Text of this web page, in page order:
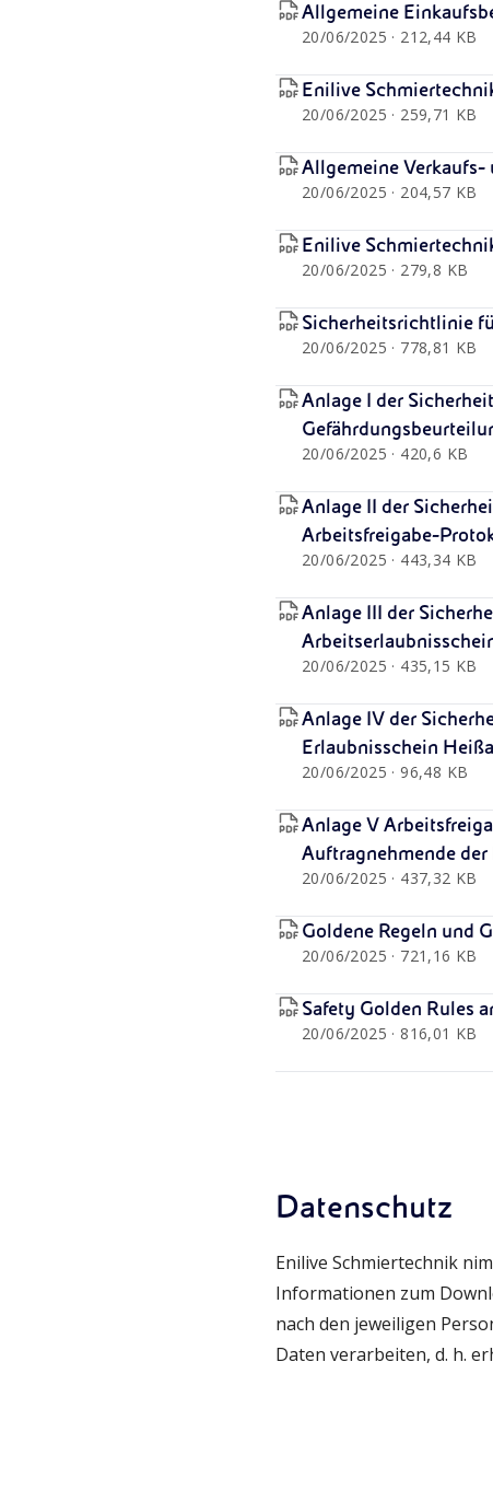
Allgemeine
20/06/2025 · 212,44 KB
Enilive
20/06/2025 · 259,71 KB
Allgemeine Verkaufs-
20/06/2025 · 204,57 KB
Enilive
20/06/2025 · 279,8 KB
Sicherheitsrichtlinie
20/06/2025 · 778,81 KB
Anlage I der
20/06/2025 · 420,6 KB
Anlage II der
Arbeitsfreigabe-
20/06/2025 · 443,34 KB
Anlage III der
20/06/2025 · 435,15 KB
Anlage IV der
Erlaubnisschein
20/06/2025 · 96,48 KB
Anlage V
Auftragnehmende
20/06/2025 · 437,32 KB
Goldene Regeln und
20/06/2025 · 721,16 KB
Safety Golden Rules
20/06/2025 · 816,01 KB
Datenschutz
Enilive Schmiertechnik
Informationen zum
nach den jeweiligen
Daten verarbeiten, d. h.